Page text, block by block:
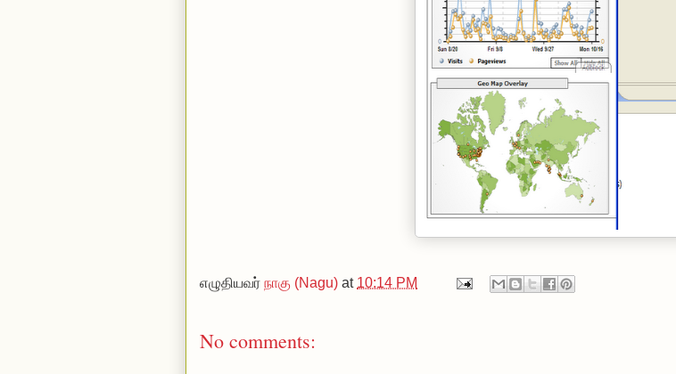
எழுதியவர் நாகு (Nagu) at 10:14 PM
No comments: